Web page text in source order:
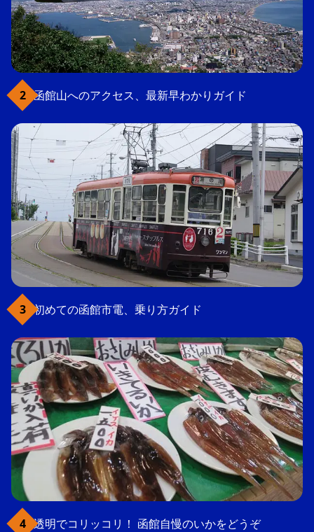
函館山へのアクセス、最新早わかりガイド
初めての函館市電、乗り方ガイド
透明でコリッコリ！ 函館自慢のいかをどうぞ